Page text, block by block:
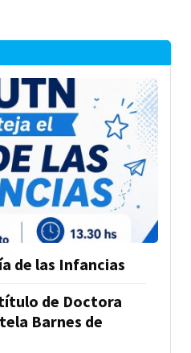
de las Infancias
de Doctora
Barnes de